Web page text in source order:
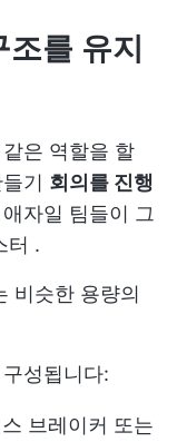
를 유지
은 역할을 할
기 회의를 진행
자일 팀들이 그
터 .
비슷한 용량의
성됩니다:
브레이커 또는